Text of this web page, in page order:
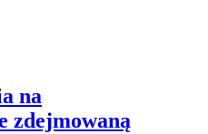
na
zdejmowaną